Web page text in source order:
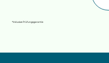
*inklusive Prüfungsgarantie